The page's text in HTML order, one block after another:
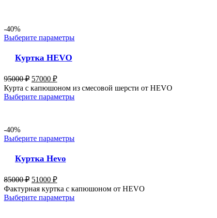
-40%
Выберите параметры
Куртка HEVO
95000₽ 57000 ₽
Курта с капюшоном из смесовой шерсти от HEVO
Выберите параметры
-40%
Выберите параметры
Куртка Hevo
85000₽ 51000 ₽
Фактурная куртка с капюшоном от HEVO
Выберите параметры